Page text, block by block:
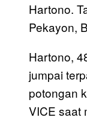
Hartono.
Pekayon,
Hartono,
jumpai
potongan
VICE saat